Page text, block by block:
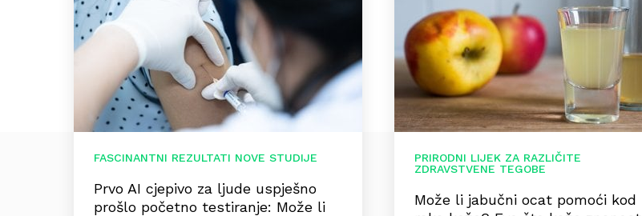
FASCINANTNI REZULTATI NOVE STUDIJE
Prvo AI cjepivo za ljude uspješno
prošlo početno testiranje: Može li
PRIRODNI LIJEK ZA RAZLIČITE
ZDRAVSTVENE TEGOBE
Može li jabučni ocat pomoći kod